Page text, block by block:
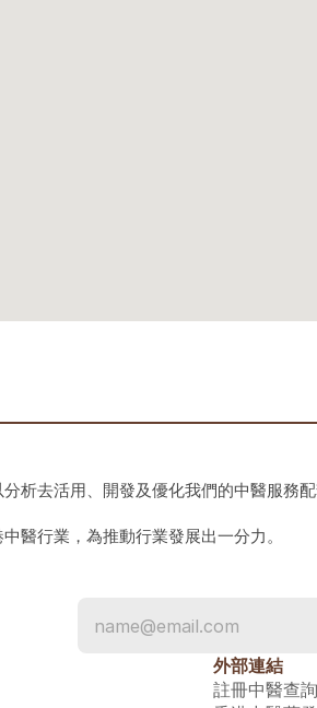
析去活用、開發及優化我們的中醫服務
醫行業，為推動行業發展出一分力。
外部連結
註冊中醫查